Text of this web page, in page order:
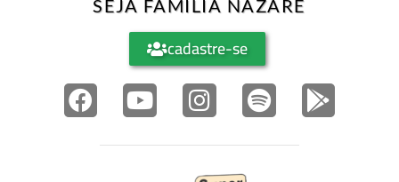
SEJA FAMÍLIA NAZARÉ
cadastre-se